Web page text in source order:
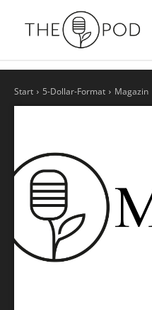
Start 5-Dollar-Format Magazin